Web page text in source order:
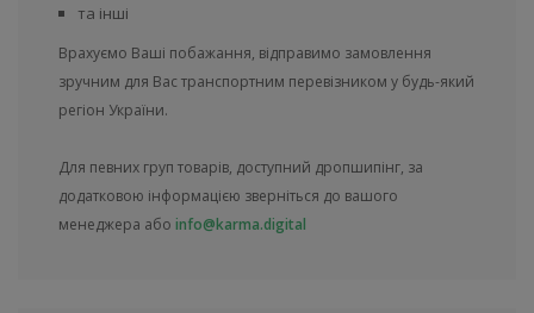
та інші
Врахуємо Ваші побажання, відправимо замовлення
зручним для Вас транспортним перевізником у будь-який
регіон України.
Для певних груп товарів, доступний дропшипінг, за
додатковою інформацією зверніться до вашого
менеджера або info@karma.digital